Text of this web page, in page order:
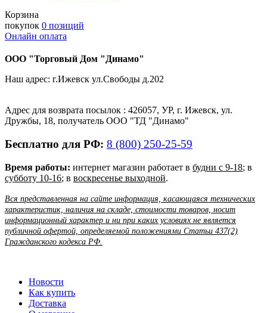
Корзина
покупок 0 позиций
Онлайн оплата
ООО "Торговый Дом "Динамо"
Наш адрес: г.Ижевск ул.Свободы д.202
Адрес для возврата посылок : 426057, УР, г. Ижевск, ул.
Дружбы, 18, получатель ООО "ТД "Динамо"
Бесплатно для РФ: 8 (800) 250-25-59
Время работы: интернет магазин работает в будни с 9-18; в
субботу 10-16; в воскресенье выходной.
Вся представленная на сайте информация, касающаяся технических
характеристик, наличия на складе, стоимости товаров, носит
информационный характер и ни при каких условиях не является
публичной офертой, определяемой положениями Статьи 437(2)
Гражданского кодекса РФ.
Новости
Как купить
Доставка